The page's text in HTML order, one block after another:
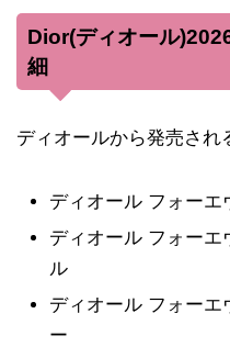
Dior(ディオール
細
ディオールから発売され
ディオール フォー
ディオール フォーエ
ル
ディオール フォー
ー